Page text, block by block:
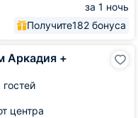
за 1 ночь
Получите182 бонуса
Аркадия +
центра